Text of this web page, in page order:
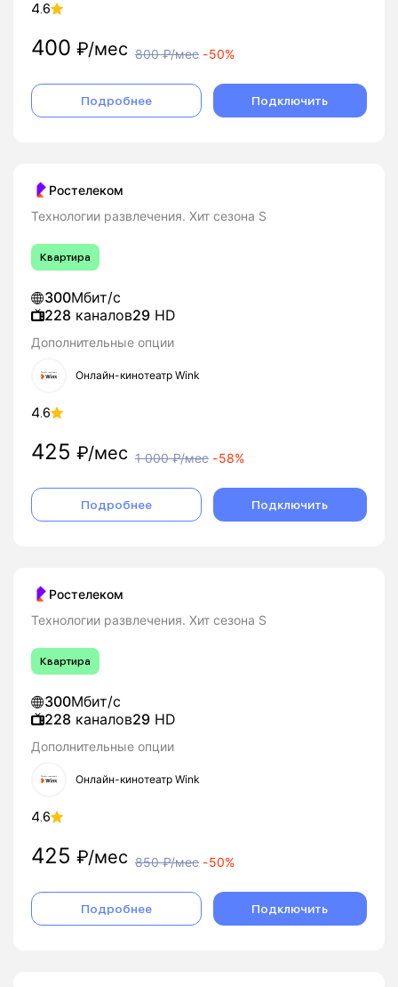
4.6
400 ₽/мес 800₽/мес -50%
Подробнее Подключить
Ростелеком
Технологии развлечения. Хит сезона S
Квартира
300Мбит/с
228 каналов29 HD
Дополнительные опции
Онлайн-кинотеатр Wink
4.6
425 ₽/мес 1 000₽/мес -58%
Подробнее Подключить
Ростелеком
Технологии развлечения. Хит сезона S
Квартира
300Мбит/с
228 каналов29 HD
Дополнительные опции
Онлайн-кинотеатр Wink
4.6
425 ₽/мес 850₽/мес -50%
Подробнее Подключить